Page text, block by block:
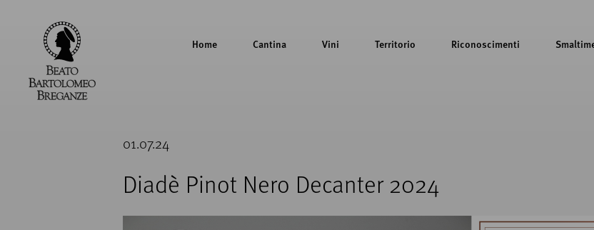
Home Cantina Vini Territorio Riconoscimenti
01.07.24
Diadè Pinot Nero Decanter 2024